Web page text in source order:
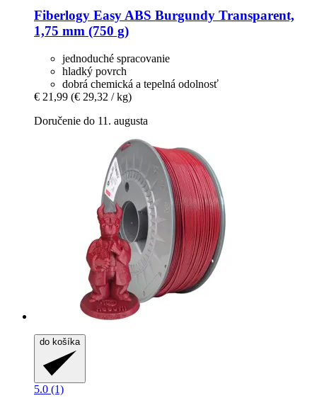
Fiberlogy Easy ABS Burgundy Transparent,
1,75 mm (750 g)
jednoduché spracovanie
hladký povrch
dobrá chemická a tepelná odolnosť
€ 21,99 (€ 29,32 / kg)
Doručenie do 11. augusta
do košíka
5.0 (1)